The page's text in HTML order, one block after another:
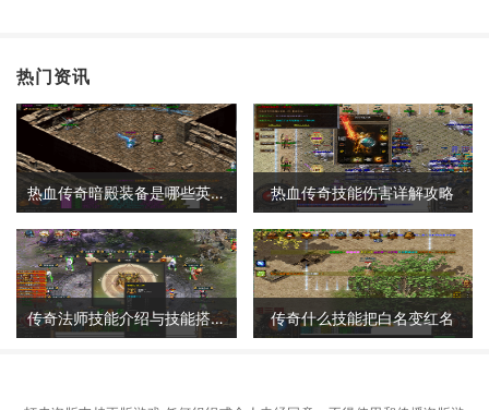
热门资讯
热血传奇暗殿装备是哪些英雄的 热血传奇技能伤害详解攻略
传奇法师技能介绍与技能搭配详解 传奇什么技能把白名变红名